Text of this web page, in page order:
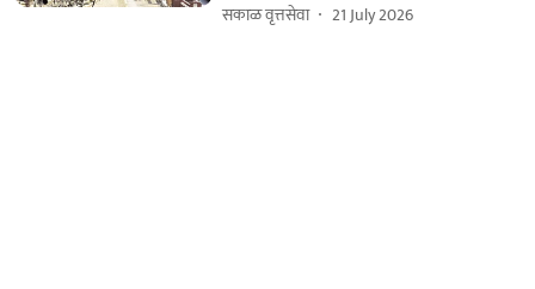
सकाळ वृत्तसेवा 21 July 2026